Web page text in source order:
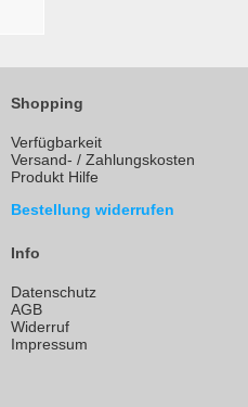
Shopping
Verfügbarkeit
Versand- / Zahlungskosten
Produkt Hilfe
Bestellung widerrufen
Info
Datenschutz
AGB
Widerruf
Impressum